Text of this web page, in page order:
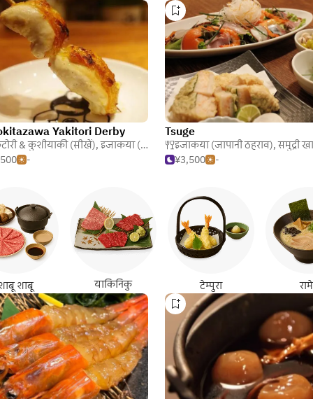
Yakitori Derby
& कुशीयाकी (सीखें),इजाकया (जापानी ठहराव)
-
Tsuge
इजाकया (जापानी ठहराव),समुद्री
¥3,500
-
शाबू याकिनिकु टेम्पुरा